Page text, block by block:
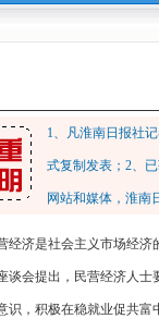
1、凡淮南日报社
式复制发表；2、
网站和媒体，淮南
经济是社会主义市场经
谈会提出，民营经济人
识，积极在稳就业促共